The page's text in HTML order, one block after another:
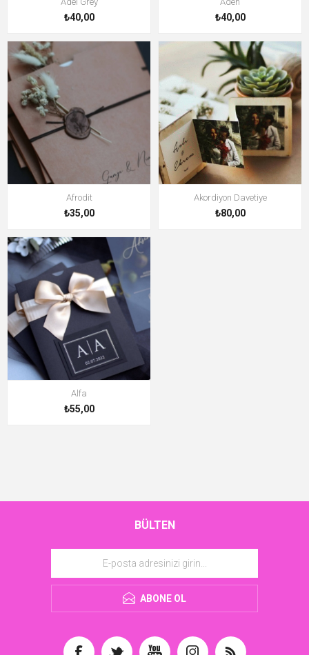
₺40,00 ₺40,00
Afrodit
₺35,00
Akordiyon Davetiye
₺80,00
Alfa
₺55,00
BÜLTEN
ABONE OL